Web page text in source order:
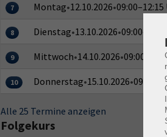
7 Montag•12.10.2026•09:00–12:15
8 Dienstag•13.10.2026•
9 Mittwoch•14.10.2026•
10 Donnerstag•15.10.2026•
Alle 25 Termine anzeigen
Folgekurs